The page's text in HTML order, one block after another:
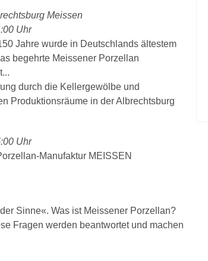
Meissen
Uhr
Jahre wurde in Deutschlands ältestem
begehrte Meissener Porzellan
durch die Kellergewölbe und
Produktionsräume in der Albrechtsburg
Uhr
Manufaktur MEISSEN
Sinne«. Was ist Meissener Porzellan?
Fragen werden beantwortet und machen